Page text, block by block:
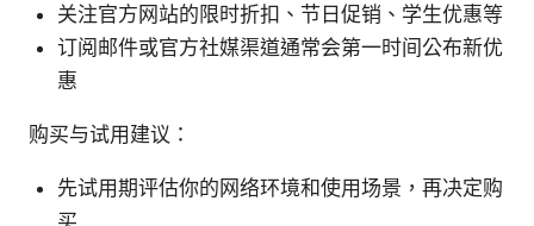
关注官方网站的限时折扣、节日促销、学生优惠等
订阅邮件或官方社媒渠道通常会第一时间公布新优
惠
购买与试用建议：
先试用期评估你的网络环境和使用场景，再决定购
买